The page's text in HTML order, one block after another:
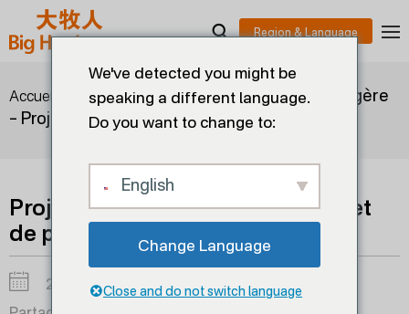
Accueil solutions >
Projet de qualité étrangère
– Projet de poulettes Japfa en Indonésie
Projet de qualité étrangère – Projet
de poulettes Japfa en Indonésie
2025-01-20
We've detected you might be
speaking a different language.
Do you want to change to:
English
Change Language
Close and do not switch language